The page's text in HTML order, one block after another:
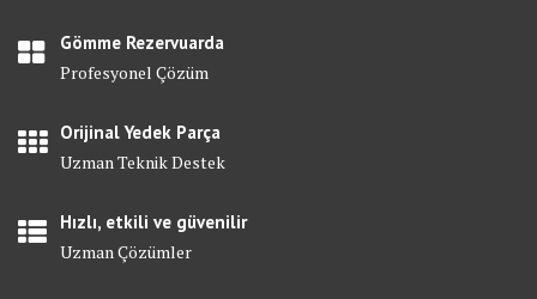
Gömme Rezervuarda
Profesyonel Çözüm
Orijinal Yedek Parça
Uzman Teknik Destek
Hızlı, etkili ve güvenilir
Uzman Çözümler